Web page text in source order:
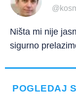
Ništa mi nije
sigurno
POGLEDAJ